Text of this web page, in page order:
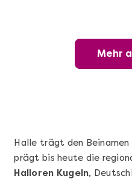
Wunderschöner
Mehr
Halle trägt den Beinamen
prägt bis heute die
Halloren Kugeln,